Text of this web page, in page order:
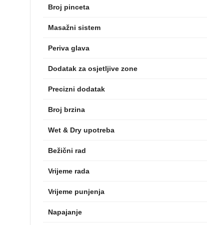
Broj pinceta
Masažni sistem
Periva glava
Dodatak za osjetljive zone
Precizni dodatak
Broj brzina
Wet & Dry upotreba
Bežični rad
Vrijeme rada
Vrijeme punjenja
Napajanje